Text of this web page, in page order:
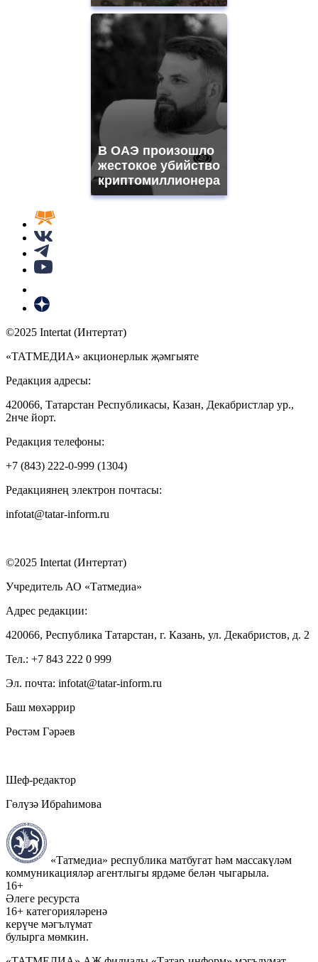
В ОАЭ произошло
жестокое убийство
криптомиллионера
©2025 Intertat (Интертат)
«ТАТМЕДИА» акционерлык җәмгыяте
Редакция адресы:
420066, Татарстан Республикасы, Казан, Декабристлар ур.,
2нче йорт.
Редакция телефоны:
+7 (843) 222-0-999 (1304)
Редакциянең электрон почтасы:
infotat@tatar-inform.ru
©2025 Intertat (Интертат)
Учредитель АО «Татмедиа»
Адрес редакции:
420066, Республика Татарстан, г. Казань, ул. Декабристов, д. 2
Тел.: +7 843 222 0 999
Эл. почта: infotat@tatar-inform.ru
Баш мөхәррир
Рөстәм Гәрәев
Шеф-редактор
Гөлүзә Ибраһимова
«Татмедиа» республика матбугат һәм массакүләм
коммуникацияләр агентлыгы ярдәме белән чыгарыла.
16+
Әлеге ресурста
16+ категорияләренә
керүче мәгълүмат
булырга мөмкин.